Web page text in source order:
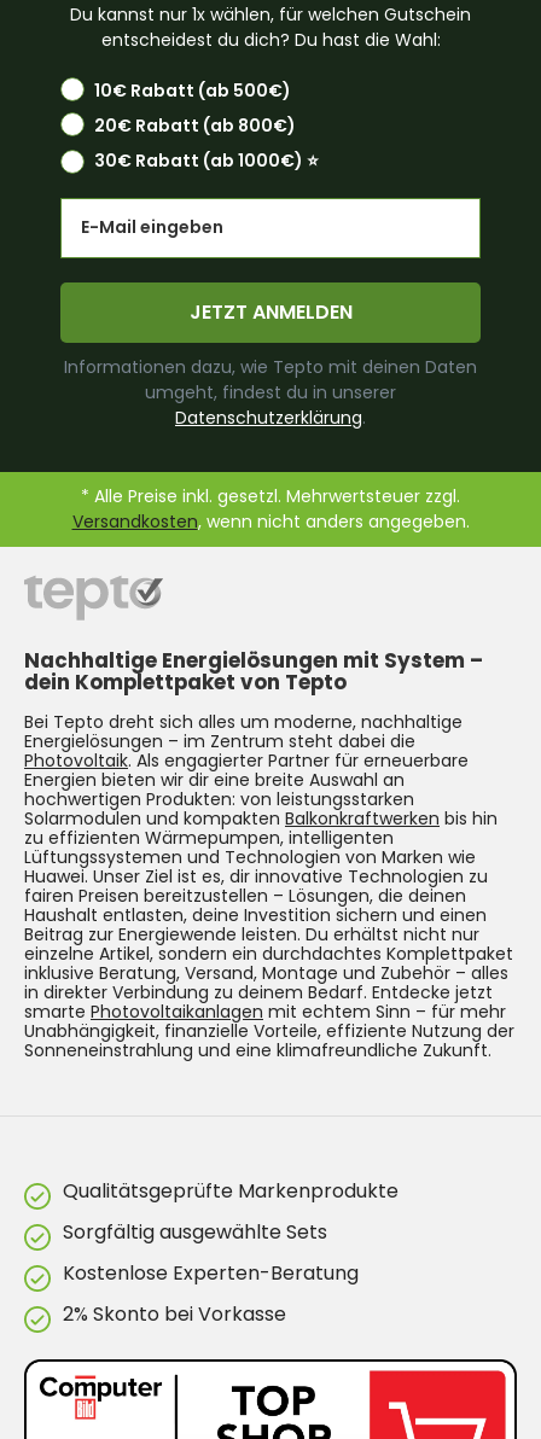
Du kannst nur 1x wählen, für welchen Gutschein
entscheidest du dich? Du hast die Wahl:
10€ Rabatt (ab 500€)
20€ Rabatt (ab 800€)
30€ Rabatt (ab 1000€) ⭐️
JETZT ANMELDEN
Informationen dazu, wie Tepto mit deinen Daten
umgeht, findest du in unserer
Datenschutzerklärung.
* Alle Preise inkl. gesetzl. Mehrwertsteuer zzgl.
Versandkosten, wenn nicht anders angegeben.
Nachhaltige Energielösungen mit System –
dein Komplettpaket von Tepto
Bei Tepto dreht sich alles um moderne, nachhaltige
Energielösungen – im Zentrum steht dabei die
Photovoltaik. Als engagierter Partner für erneuerbare
Energien bieten wir dir eine breite Auswahl an
hochwertigen Produkten: von leistungsstarken
Solarmodulen und kompakten Balkonkraftwerken bis hin
zu effizienten Wärmepumpen, intelligenten
Lüftungssystemen und Technologien von Marken wie
Huawei. Unser Ziel ist es, dir innovative Technologien zu
fairen Preisen bereitzustellen – Lösungen, die deinen
Haushalt entlasten, deine Investition sichern und einen
Beitrag zur Energiewende leisten. Du erhältst nicht nur
einzelne Artikel, sondern ein durchdachtes Komplettpaket
inklusive Beratung, Versand, Montage und Zubehör – alles
in direkter Verbindung zu deinem Bedarf. Entdecke jetzt
smarte Photovoltaikanlagen mit echtem Sinn – für mehr
Unabhängigkeit, finanzielle Vorteile, effiziente Nutzung der
Sonneneinstrahlung und eine klimafreundliche Zukunft.
Qualitätsgeprüfte Markenprodukte
Sorgfältig ausgewählte Sets
Kostenlose Experten-Beratung
2% Skonto bei Vorkasse